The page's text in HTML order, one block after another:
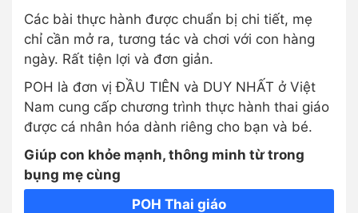
Các bài thực hành được chuẩn bị chi tiết, mẹ
chỉ cần mở ra, tương tác và chơi với con hàng
ngày. Rất tiện lợi và đơn giản.
POH là đơn vị ĐẦU TIÊN và DUY NHẤT ở Việt
Nam cung cấp chương trình thực hành thai giáo
được cá nhân hóa dành riêng cho bạn và bé.
Giúp con khỏe mạnh, thông minh từ trong
bụng mẹ cùng
POH Thai giáo